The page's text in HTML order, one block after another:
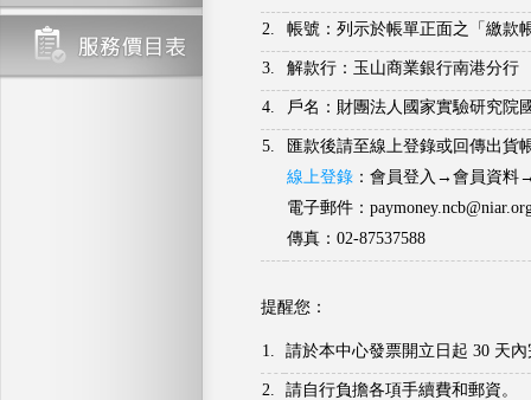
2. 帳號：列示於帳單正面之「繳款
3. 解款行：玉山商業銀行南港分行
4. 戶名：財團法人國家實驗研究院
5.
匯款後請至線上登錄或回傳出貨
線上登錄 ：會員登入→會員資料
電子郵件：
傳真：02-87537588
提醒您：
1. 請於本中心發票開立日起 30 天
2. 請自行負擔各項手續費和郵資。